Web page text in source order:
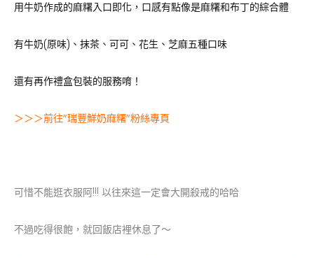
用牛奶作成的麻糬入口即化，口感有點像是麻糬和布丁的綜合體
有牛奶(原味)、抹茶、可可、花生、芝麻五種口味
還有再作禮盒包裝的服務唷！
＞＞＞前往”瑞豐鮮奶麻糬”粉絲專頁
可惜不能逛衣服阿!!! 以往來這一定會大開殺戒的哈哈
不過吃得很飽，就回飯店裡休息了～